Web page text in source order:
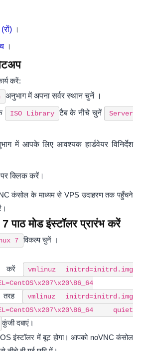
।
।
करें:
अनुभाग में अपना सर्वर स्थान चुनें ।
ISO Library टैब के नीचे चुनें
Server
में आपके लिए आवश्यक हार्डवेयर विनिर्देश
क्लिक करें।
कंसोल के माध्यम से VPS उदाहरण तक पहुँचने
मोड इंस्टॉलर प्रारंभ करें
7
विकल्प चुनें ।
करें
vmlinuz initrd=initrd.img
तरह
vmlinuz initrd=initrd.img
quiet
कुंजी दबाएं।
इंस्टॉलर में बूट होगा। आपको noVNC कंसोल